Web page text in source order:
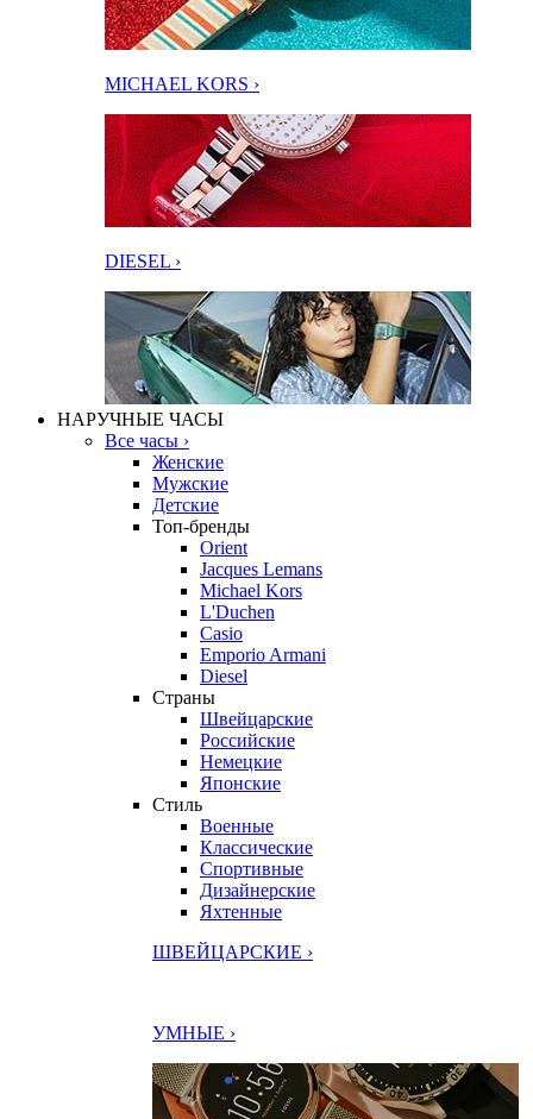
MICHAEL KORS ›
DIESEL ›
НАРУЧНЫЕ ЧАСЫ
Все часы ›
Женские
Мужские
Детские
Топ-бренды
Orient
Jacques Lemans
Michael Kors
L'Duchen
Casio
Emporio Armani
Diesel
Страны
Швейцарские
Российские
Немецкие
Японские
Стиль
Военные
Классические
Спортивные
Дизайнерские
Яхтенные
ШВЕЙЦАРСКИЕ ›
УМНЫЕ ›